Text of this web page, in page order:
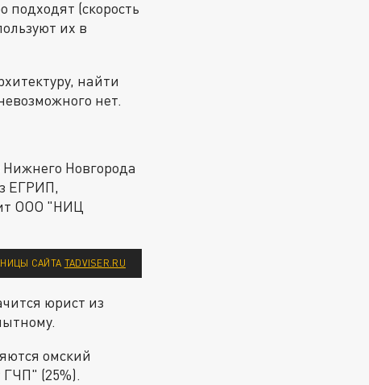
подходят (скорость
их в
найти
нет.
Новгорода
ЕГРИП,
ООО "НИЦ
САЙТА TADVISER.RU
юрист из
омский
(25%).